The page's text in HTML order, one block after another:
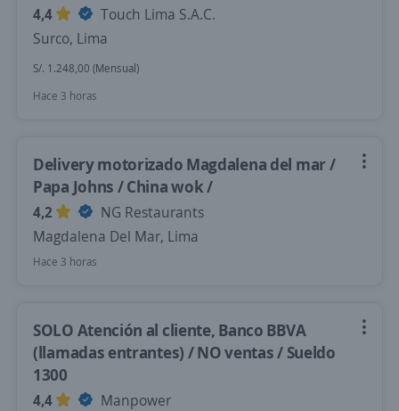
4,4
Touch Lima S.A.C.
Surco, Lima
S/. 1.248,00 (Mensual)
Hace 3 horas
Delivery motorizado Magdalena del mar /
Papa Johns / China wok /
4,2
NG Restaurants
Magdalena Del Mar, Lima
Hace 3 horas
SOLO Atención al cliente, Banco BBVA
(llamadas entrantes) / NO ventas / Sueldo
1300
4,4
Manpower